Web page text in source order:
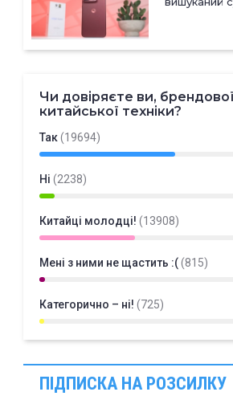
Чи довіряєте ви, брендової
китайської техніки?
Так(19694)
Ні (2238)
Китайці молодці! (13908)
Мені з ними не щастить :((815)
Категорично – ні! (725)
ПІДПИСКА НА РОЗСИЛКУ